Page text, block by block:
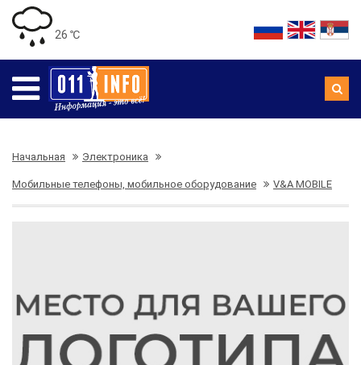
26 ℃
Начальная Электроника
Мобильные телефоны, мобильное оборудование V&A MOBILE